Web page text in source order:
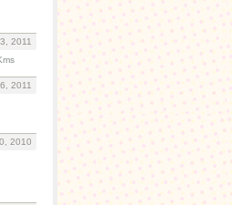
2011
2011
2010